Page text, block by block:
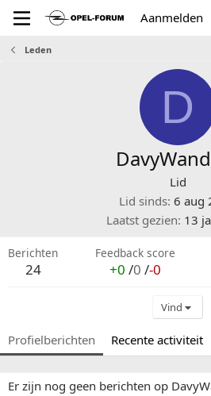
Aanmelden
Leden
D
Lid
Lid sinds 6 aug
Laatst gezien 13
Berichten
24
Feedback score
+0 /0 /-0
Vind
Profielberichten Recente activiteit
Er zijn nog geen berichten op